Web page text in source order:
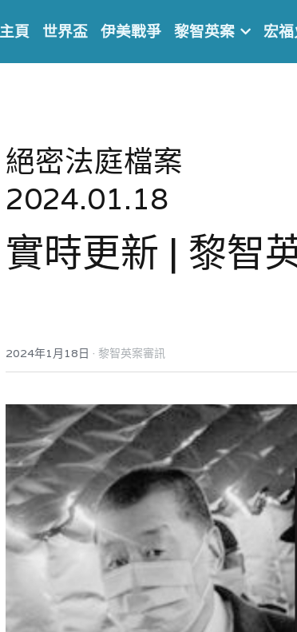
主頁 世界盃 伊美戰爭 黎智英案 宏
絕密法庭檔案
2024.01.18
實時更新 | 黎智
2024年1月18日 · 黎智英案審訊